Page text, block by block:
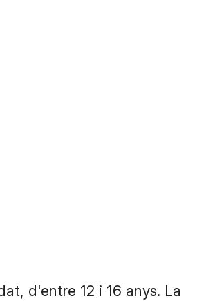
d'entre 12 i 16 anys. La